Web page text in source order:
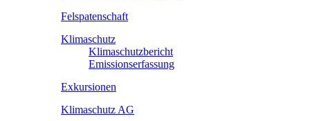
Felspatenschaft
Klimaschutz
Klimaschutzbericht
Emissionserfassung
Exkursionen
Klimaschutz AG